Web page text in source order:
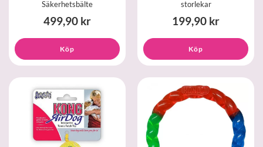
Säkerhetsbälte
499,90 kr
Köp
storlekar
199,90 kr
Köp